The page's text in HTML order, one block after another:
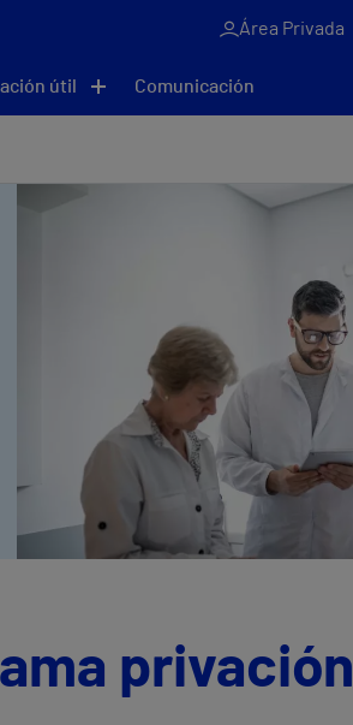
Área Privada
útil Comunicación
privación